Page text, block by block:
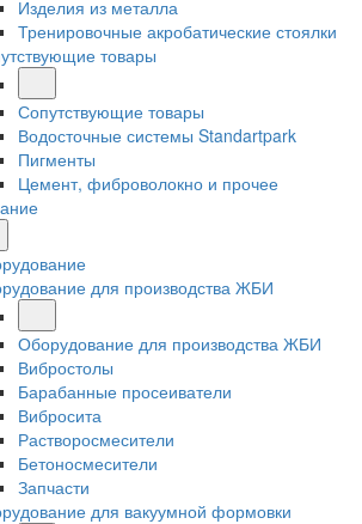
Изделия из металла
Тренировочные акробатические стоялки
товары
Сопутствующие товары
Водосточные системы Standartpark
Пигменты
Цемент, фиброволокно и прочее
для производства ЖБИ
Оборудование для производства ЖБИ
Вибростолы
Барабанные просеиватели
Вибросита
Растворосмесители
Бетоносмесители
Запчасти
для вакуумной формовки